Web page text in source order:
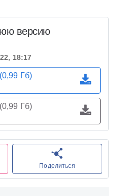
Поделиться
версию
18:17
Гб)
Гб)